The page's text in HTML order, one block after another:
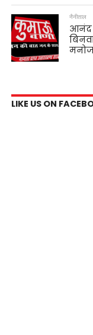
नैनीताल
आनंद
LIKE US ON